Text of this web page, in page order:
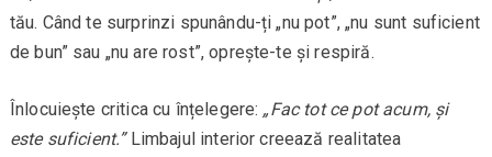
tău. Când te surprinzi spunându-ți „nu pot”, „nu sunt suficient
de bun” sau „nu are rost”, oprește-te și respiră.
Înlocuiește critica cu înțelegere: „Fac tot ce pot acum, și
este suficient.”Limbajul interior creează realitatea